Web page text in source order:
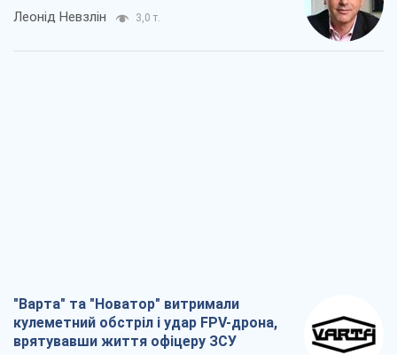
Леонід Невзлін 3,0 т.
"Варта" та "Новатор" витримали
кулеметний обстріл і удар FPV-дрона,
врятувавши життя офіцеру ЗСУ